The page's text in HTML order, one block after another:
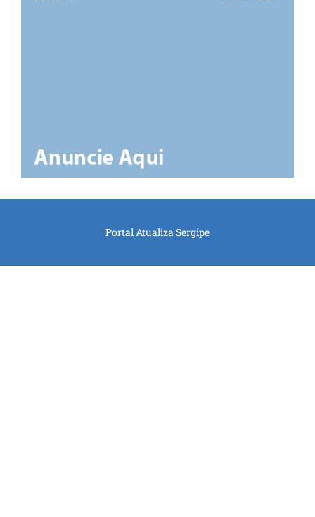
Portal Atualiza Sergipe